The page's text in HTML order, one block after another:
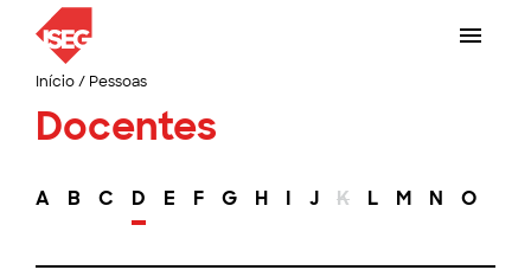
Início/ Pessoas
Docentes
A B C D E F G H I J K L M N O